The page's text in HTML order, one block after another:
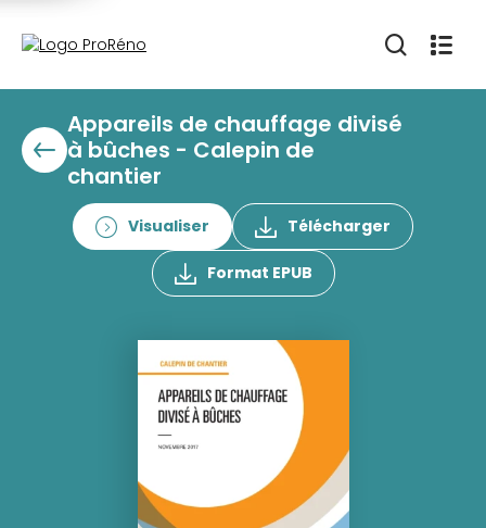
Appareils de chauffage divisé
à bûches - Calepin de
chantier
Visualiser Télécharger
Format EPUB